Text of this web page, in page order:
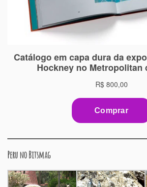
Peru no Bitsmag